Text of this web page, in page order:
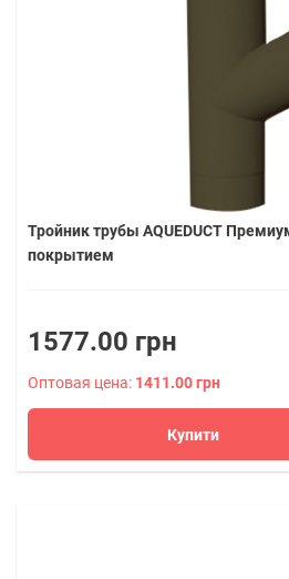
Тройник трубы AQUEDUCT
покрытием
1577.00 грн
Оптовая цена: 1411.00 грн
Купити